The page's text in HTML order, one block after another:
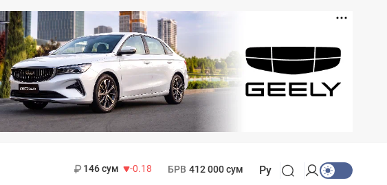
146 сум
-0.18
БРВ 412 000 сум Ру